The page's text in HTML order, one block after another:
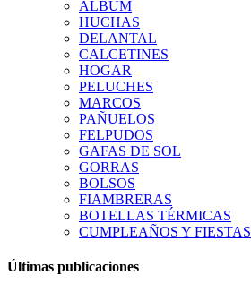
ALBUM
HUCHAS
DELANTAL
CALCETINES
HOGAR
PELUCHES
MARCOS
PAÑUELOS
FELPUDOS
GAFAS DE SOL
GORRAS
BOLSOS
FIAMBRERAS
BOTELLAS TÉRMICAS
CUMPLEAÑOS Y FIESTAS
Últimas publicaciones